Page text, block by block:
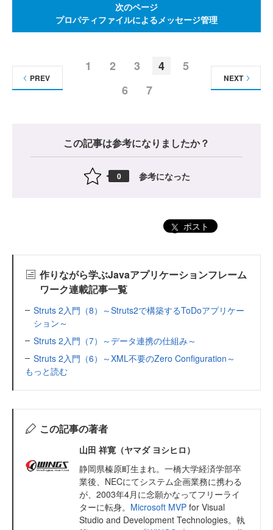
次のページ
プロパティファイルによるメッセージ管理
1 2 3 4
5
6
7
PREV NEXT
この記事は参考になりましたか？
0 参考になった
ポスト
作りながら学ぶJavaアプリケーションフレーム
ワーク連載記事一覧
Struts 2入門（8）～Struts2で構築するToDoアプリケー
ション～
Struts 2入門（7）～データ連携の仕組み～
Struts 2入門（6）～XML不要のZero Configuration～
もっと読む
この記事の著者
山田 祥寛（ヤマダ ヨシヒロ）
静岡県榛原町生まれ。一橋大学経済学部卒
業後、NECにてシステム企画業務に携わる
が、2003年4月に念願かなってフリーライ
ターに転身。 Microsoft MVP for Visual
Studio and Development Technologies。執